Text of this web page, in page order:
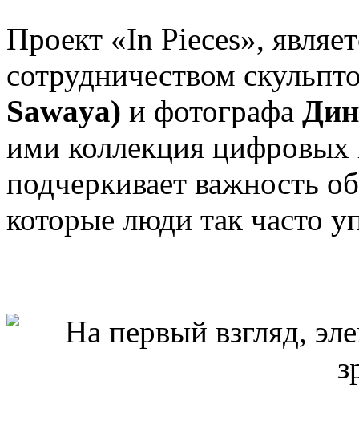
Проект «In Pieces»,
сотрудничеством
Sawaya) и фотографа
ими коллекция
подчеркивает важность
которые люди так часто